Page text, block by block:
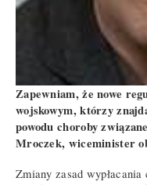
Zapewniam, że nowe
wojskowym, którzy
powodu choroby
Mroczek, wiceminister
Zmiany zasad wypłacania